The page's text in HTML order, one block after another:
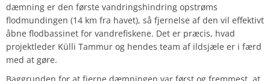
dæmning er den første vandringshindring opstrøms
flodmundingen (14 km fra havet), så fjernelse af den vil effektivt
åbne flodbassinet for vandrefiskene. Det er præcis, hvad
projektleder Külli Tammur og hendes team af ildsjæle er i færd
med at gøre.